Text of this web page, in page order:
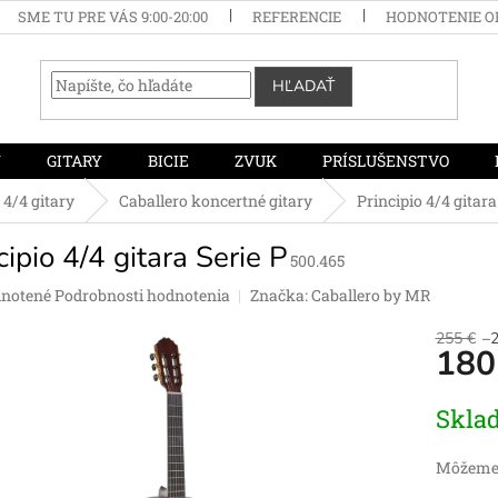
SME TU PRE VÁS 9:00-20:00 REFERENCIE HODNOTENIE
HĽADAŤ
GITARY BICIE ZVUK PRÍSLUŠENSTVO
4/4 gitary Caballero koncertné gitary Principio 4/4 gitara
4/4 gitara Serie P500.465
Podrobnosti hodnotenia Značka:Caballero by MR
255 €
cena: